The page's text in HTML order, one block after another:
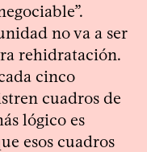
no va a ser
rehidratación.
cinco
cuadros de
lógico es
esos cuadros